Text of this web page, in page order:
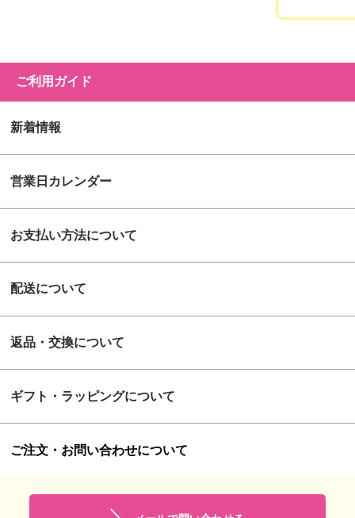
ご利用ガイド
新着情報
営業日カレンダー
お支払い方法について
配送について
返品・交換について
ギフト・ラッピングについて
ご注文・お問い合わせについて